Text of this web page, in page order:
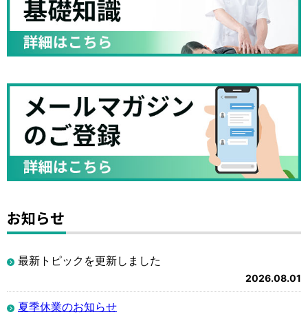
お知らせ
最新トピックを更新しました
2026.08.01
夏季休業のお知らせ